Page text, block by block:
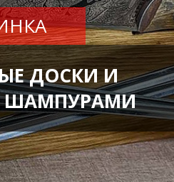
ДОСКИ И
ШАМПУРАМИ